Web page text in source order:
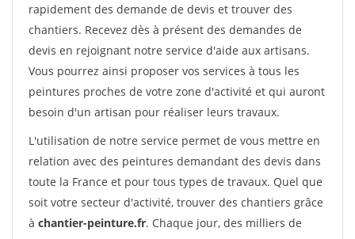
rapidement des demande de devis et trouver des
chantiers. Recevez dès à présent des demandes de
devis en rejoignant notre service d'aide aux artisans.
Vous pourrez ainsi proposer vos services à tous les
peintures proches de votre zone d'activité et qui auront
besoin d'un artisan pour réaliser leurs travaux.
L'utilisation de notre service permet de vous mettre en
relation avec des peintures demandant des devis dans
toute la France et pour tous types de travaux. Quel que
soit votre secteur d'activité, trouver des chantiers grâce
à chantier-peinture.fr. Chaque jour, des milliers de